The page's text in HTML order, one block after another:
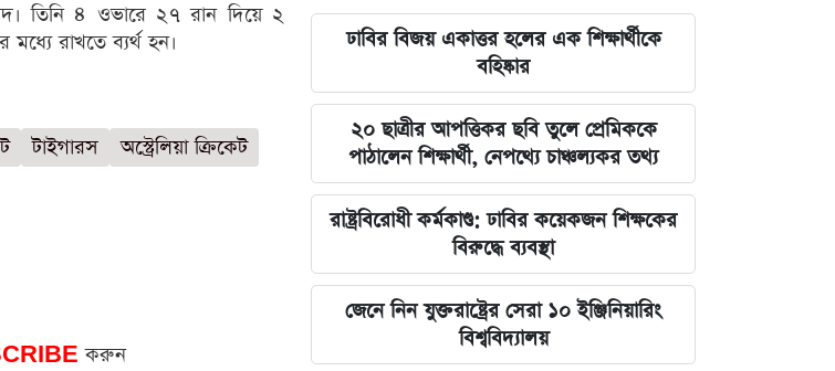
তিনি ৪ ওভারে ২৭ রান দিয়ে ২
মধ্যে রাখতে ব্যর্থ হন।
টাইগারস অস্ট্রেলিয়া ক্রিকেট
করুন
ঢাবির বিজয় একাত্তর হলের এক শিক্ষার্থীকে
বহিষ্কার
২০ ছাত্রীর আপত্তিকর ছবি তুলে প্রেমিককে
পাঠালেন শিক্ষার্থী, নেপথ্যে চাঞ্চল্যকর তথ্য
রাষ্ট্রবিরোধী কর্মকাণ্ড: ঢাবির কয়েকজন শিক্ষকের
বিরুদ্ধে ব্যবস্থা
জেনে নিন যুক্তরাষ্ট্রের সেরা ১০ ইঞ্জিনিয়ারিং
বিশ্ববিদ্যালয়